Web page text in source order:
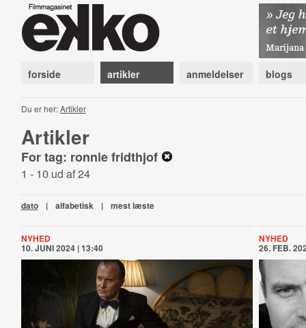
forside artikler anmeldelser blogs
Du er her:Artikler
Artikler
For tag: ronnie fridthjof
1 - 10 ud af 24
dato | alfabetisk | mest læste
NYHED
10. JUNI 2024 | 13:40
NYHED
26. FEB.